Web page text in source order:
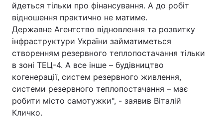
йдеться тільки про фінансування. А до робіт
відношення практично не матиме.
Державне Агентство відновлення та розвитку
інфраструктури України займатиметься
створенням резервного теплопостачання тільки
в зоні ТЕЦ-4. А все інше – будівництво
когенерації, систем резервного живлення,
системи резервного теплопостачання – має
робити місто самотужки", - заявив Віталій
Кличко.